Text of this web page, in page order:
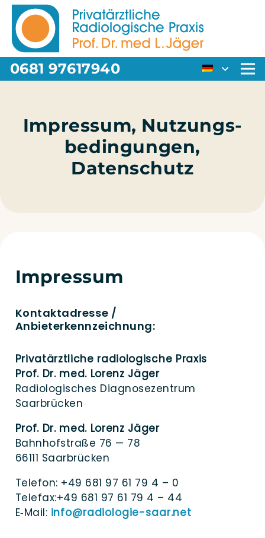
0681 97617940
Impressum, Nutzungs­
bedingungen,
Datenschutz
Impressum
Kontaktadresse /
Anbieterkennzeichnung:
Pri­vat­ärzt­li­che radio­lo­gi­sche Praxis
Prof. Dr. med. Lorenz Jäger
Radio­lo­gi­sches Dia­gno­se­zen­trum
Saarbrücken
Prof. Dr. med. Lorenz Jäger
Bahn­hof­stra­ße 76 — 78
66111 Saarbrücken
Tele­fon: +49 681 97 61 79 4 – 0
Telefax:+49 681 97 61 79 4 – 44
E‑Mail: info@​radiologie-​saar.​net